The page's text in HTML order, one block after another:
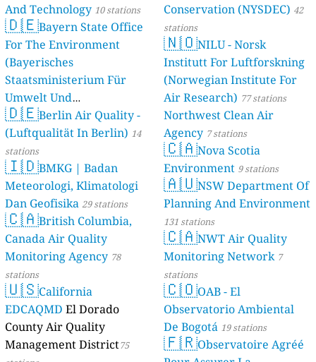
And Technology 10 stations
🇩🇪Bayern State Office
For The Environment
(Bayerisches
Staatsministerium Für
Umwelt Und
Verbraucherschutz) - LfU
46 stations
🇩🇪Berlin Air Quality -
(Luftqualität In Berlin) 14
stations
🇮🇩BMKG | Badan
Meteorologi, Klimatologi
Dan Geofisika 29 stations
🇨🇦British Columbia,
Canada Air Quality
Monitoring Agency 78
stations
🇺🇸California
EDCAQMD El Dorado
County Air Quality
Management District75
Conservation (NYSDEC) 42
stations
🇳🇴NILU - Norsk
Institutt For Luftforskning
(Norwegian Institute For
Air Research) 77 stations
Northwest Clean Air
Agency 7 stations
🇨🇦Nova Scotia
Environment 9 stations
🇦🇺NSW Department Of
Planning And Environment
131 stations
🇨🇦NWT Air Quality
Monitoring Network 7
stations
🇨🇴OAB - El
Observatorio Ambiental
De Bogotá 19 stations
🇫🇷Observatoire Agréé